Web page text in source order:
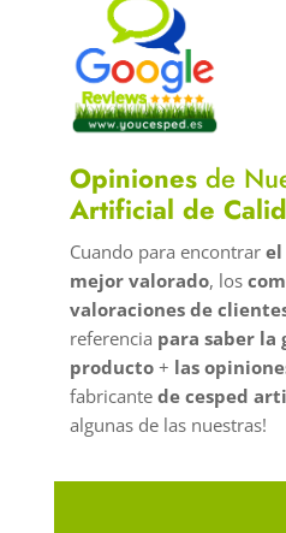
Opiniones de
Artificial de
Cuando para encontrar
mejor valorado, los
valoraciones de
referencia para saber la
producto + las
fabricantede cesped
algunas de las nuestras!